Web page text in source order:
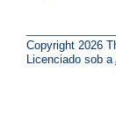
Copyright 2026
Licenciado sob a